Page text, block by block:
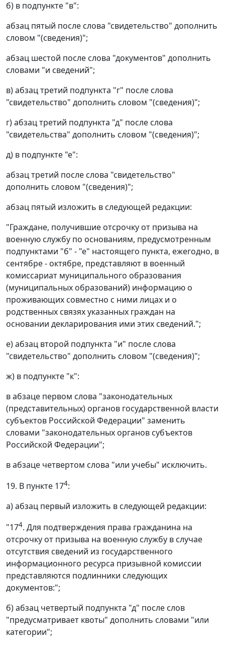
б) в подпункте "в":
абзац пятый после слова "свидетельство" дополнить
словом "(сведения)";
абзац шестой после слова "документов" дополнить
словами "и сведений";
в) абзац третий подпункта "г" после слова
"свидетельство" дополнить словом "(сведения)";
г) абзац третий подпункта "д" после слова
"свидетельства" дополнить словом "(сведения)";
д) в подпункте "е":
абзац третий после слова "свидетельство"
дополнить словом "(сведения)";
абзац пятый изложить в следующей редакции:
"Граждане, получившие отсрочку от призыва на
военную службу по основаниям, предусмотренным
подпунктами "б" - "е" настоящего пункта, ежегодно, в
сентябре - октябре, представляют в военный
комиссариат муниципального образования
(муниципальных образований) информацию о
проживающих совместно с ними лицах и о
родственных связях указанных граждан на
основании декларирования ими этих сведений.";
е) абзац второй подпункта "и" после слова
"свидетельство" дополнить словом "(сведения)";
ж) в подпункте "к":
в абзаце первом слова "законодательных
(представительных) органов государственной власти
субъектов Российской Федерации" заменить
словами "законодательных органов субъектов
Российской Федерации";
в абзаце четвертом слова "или учебы" исключить.
19. В пункте 174:
а) абзац первый изложить в следующей редакции:
"174. Для подтверждения права гражданина на
отсрочку от призыва на военную службу в случае
отсутствия сведений из государственного
информационного ресурса призывной комиссии
представляются подлинники следующих
документов:";
б) абзац четвертый подпункта "д" после слов
"предусматривает квоты" дополнить словами "или
категории";